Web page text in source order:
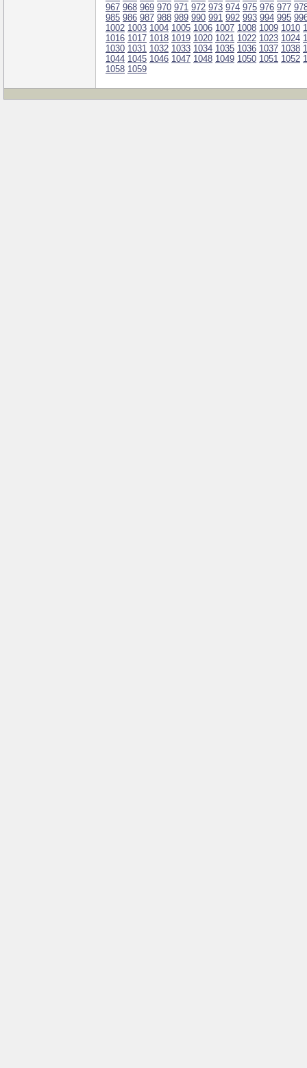
967 968 969 970 971 972 973 974 975 976 977
985 986 987 988 989 990 991 992 993 994 995
1002 1003 1004 1005 1006 1007 1008 1009 1010
1016 1017 1018 1019 1020 1021 1022 1023 1024
1030 1031 1032 1033 1034 1035 1036 1037 1038
1044 1045 1046 1047 1048 1049 1050 1051 1052
1058 1059